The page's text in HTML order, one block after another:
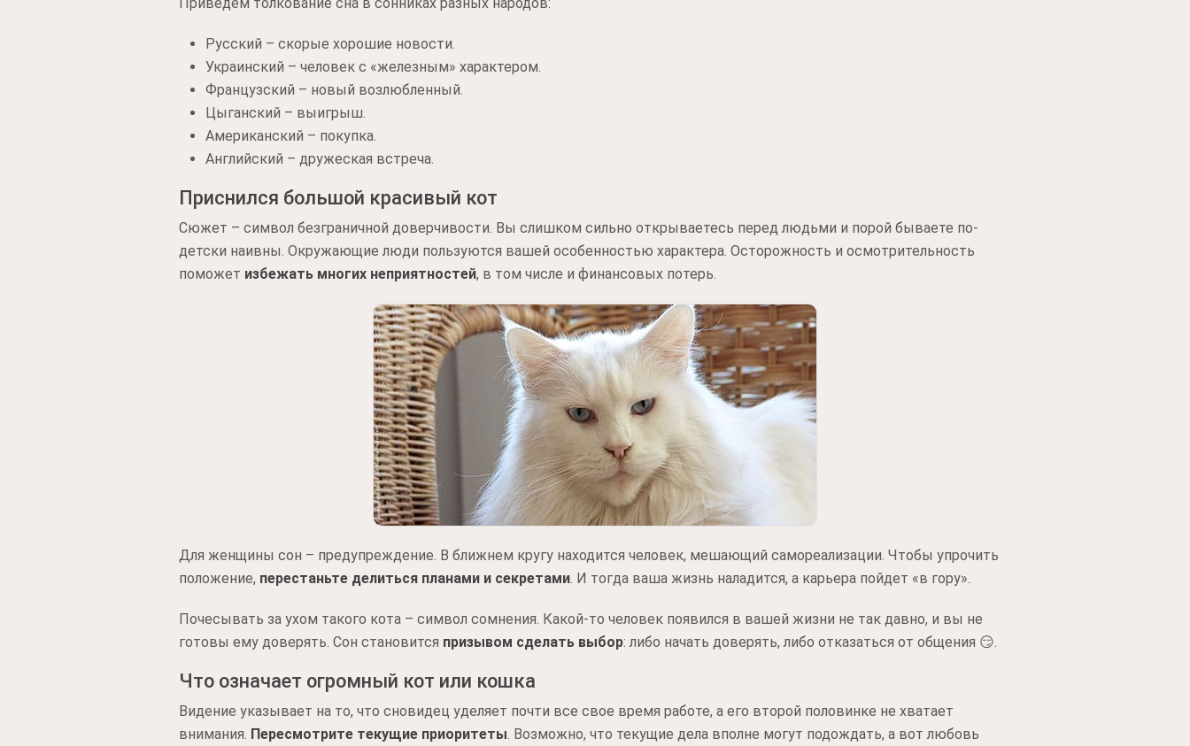
Русский – скорые хорошие новости.
Украинский – человек с «железным» характером.
Французский – новый возлюбленный.
Цыганский – выигрыш.
Американский – покупка.
Английский – дружеская встреча.
Приснился большой красивый кот
Сюжет – символ безграничной доверчивости. Вы слишком сильно открываетесь перед людьми и порой бываете по-
детски наивны. Окружающие люди пользуются вашей особенностью характера. Осторожность и осмотрительность
поможет избежать многих неприятностей, в том числе и финансовых потерь.
Для женщины сон – предупреждение. В ближнем кругу находится человек, мешающий самореализации. Чтобы упрочить
положение, перестаньте делиться планами и секретами. И тогда ваша жизнь наладится, а карьера пойдет «в гору».
Почесывать за ухом такого кота – символ сомнения. Какой-то человек появился в вашей жизни не так давно, и вы не
готовы ему доверять. Сон становится призывом сделать выбор: либо начать доверять, либо отказаться от общения 😏.
Что означает огромный кот или кошка
Видение указывает на то, что сновидец уделяет почти все свое время работе, а его второй половинке не хватает
внимания. Пересмотрите текущие приоритеты. Возможно, что текущие дела вполне могут подождать, а вот любовь